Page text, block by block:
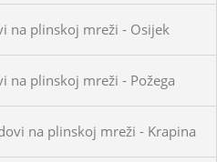
na plinskoj mreži - Osijek
na plinskoj mreži - Požega
na plinskoj mreži - Krapina